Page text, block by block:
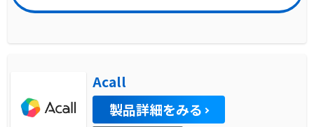
Acall
製品詳細をみる